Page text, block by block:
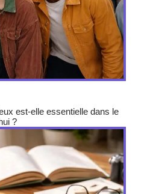
est-elle essentielle dans le
?